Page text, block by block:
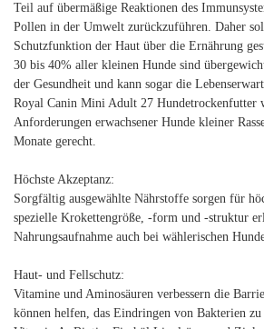
Teil auf übermäßige Reaktionen des
Pollen in der Umwelt zurückzuführen. Daher
Schutzfunktion der Haut über die Ernährung
30 bis 40% aller kleinen Hunde sind
der Gesundheit und kann sogar die
Royal Canin Mini Adult 27 Hundetrockenfutter
Anforderungen erwachsener Hunde kleiner
Monate gerecht.
Höchste Akzeptanz:
Sorgfältig ausgewählte Nährstoffe sorgen für
spezielle Krokettengröße, -form und -struktur
Nahrungsaufnahme auch bei wählerischen
Haut- und Fellschutz:
Vitamine und Aminosäuren verbessern die
können helfen, das Eindringen von Bakterien